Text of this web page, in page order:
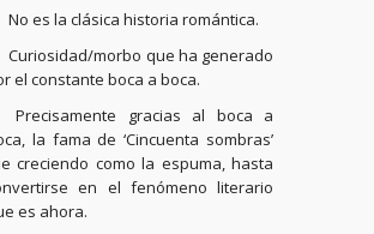
No es la clásica historia romántica.
Curiosidad/morbo que ha generado
el constante boca a boca.
Precisamente gracias al boca a
la fama de ‘Cincuenta sombras’
creciendo como la espuma, hasta
en el fenómeno literario
es ahora.